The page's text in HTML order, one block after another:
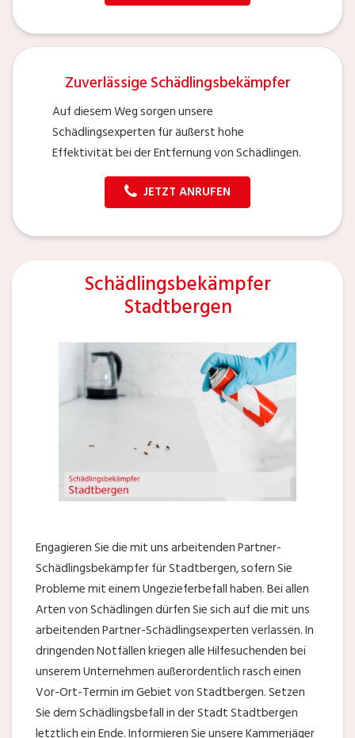
Zuverlässige Schädlingsbekämpfer
Auf diesem Weg sorgen unsere
Schädlingsexperten für äußerst hohe
Effektivität bei der Entfernung von Schädlingen.
JETZT ANRUFEN
Schädlingsbekämpfer
Stadtbergen
Engagieren Sie die mit uns arbeitenden Partner-
Schädlingsbekämpfer für Stadtbergen, sofern Sie
Probleme mit einem Ungezieferbefall haben. Bei allen
Arten von Schädlingen dürfen Sie sich auf die mit uns
arbeitenden Partner-Schädlingsexperten verlassen. In
dringenden Notfällen kriegen alle Hilfesuchenden bei
unserem Unternehmen außerordentlich rasch einen
Vor-Ort-Termin im Gebiet von Stadtbergen. Setzen
Sie dem Schädlingsbefall in der Stadt Stadtbergen
letztlich ein Ende. Informieren Sie unsere Kammerjäger